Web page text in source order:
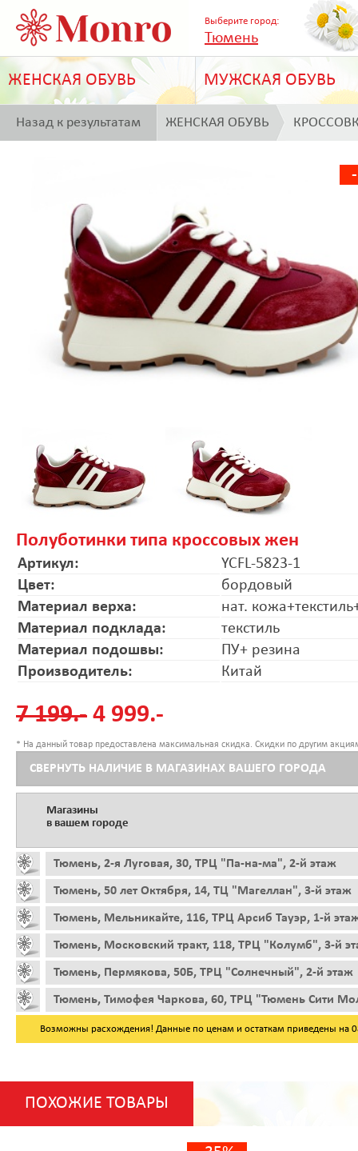
Выберите город:
Тюмень
ЖЕНСКАЯ ОБУВЬ МУЖСКАЯ ОБУВЬ
Назад к результатам ЖЕНСКАЯ ОБУВЬ
Полуботинки типа кроссовых жен
Артикул:
YCFL-5823-1
Цвет:
бордовый
Материал верха:
нат.
Материал подклада:
текстиль
Материал подошвы:
ПУ+ резина
Производитель:
Китай
7 199.- 4 999.-
* На данный товар предоставлена максимальная скидка. Скидки по другим
СВЕРНУТЬ НАЛИЧИЕ В МАГАЗИНАХ ВАШЕГО ГОРОДА
Магазины
в вашем городе
Тюмень, 2-я Луговая, 30, ТРЦ "Па-на-ма", 2-й этаж
Тюмень, 50 лет Октября, 14, ТЦ "Магеллан", 3-й этаж
Тюмень, Мельникайте, 116, ТРЦ Арсиб Тауэр, 1-й
Тюмень, Московский тракт, 118, ТРЦ "Колумб", 3-й
Тюмень, Пермякова, 50Б, ТРЦ "Солнечный", 2-й этаж
Тюмень, Тимофея Чаркова, 60, ТРЦ "Тюмень Сити
Возможны расхождения! Данные по ценам и остаткам приведены на
ПОХОЖИЕ ТОВАРЫ